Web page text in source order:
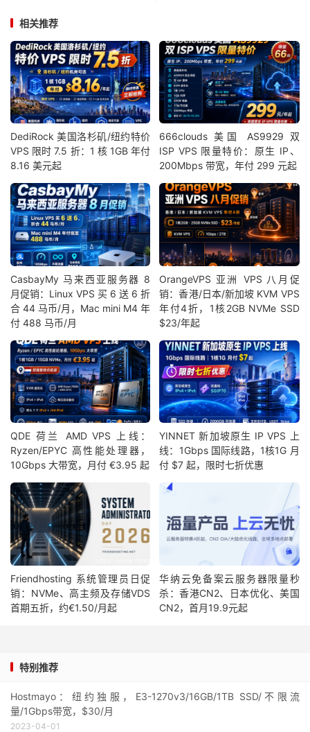
相关推荐
DediRock 美国洛杉矶/纽约特价
VPS 限时 7.5 折：1 核 1GB 年付
8.16 美元起
666clouds 美国 AS9929 双
ISP VPS 限量特价：原生 IP、
200Mbps 带宽，年付 299 元起
CasbayMy 马来西亚服务器 8
月促销：Linux VPS 买 6 送 6 折
合 44 马币/月，Mac mini M4 年
付 488 马币/月
OrangeVPS 亚洲 VPS 八月促
销：香港/日本/新加坡 KVM VPS
年付4折，1核2GB NVMe SSD
$23/年起
QDE 荷兰 AMD VPS 上线：
Ryzen/EPYC 高性能处理器，
10Gbps 大带宽，月付 €3.95 起
YINNET 新加坡原生 IP VPS 上
线：1Gbps 国际线路，1核1G 月
付 $7 起，限时七折优惠
Friendhosting 系统管理员日促
销：NVMe、高主频及存储VDS
首期五折，约€1.50/月起
华纳云免备案云服务器限量秒
杀：香港CN2、日本优化、美国
CN2，首月19.9元起
特别推荐
Hostmayo：纽约独服，E3-1270v3/16GB/1TB SSD/不限流
量/1Gbps带宽，$30/月
2023-04-01